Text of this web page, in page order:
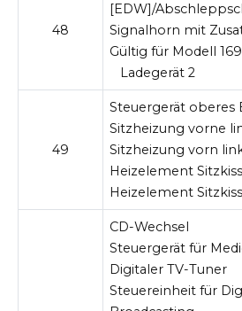
48
[EDW]/
Signalhorn mit
Gültig für Modell
Ladegerät 2
49
Steuergerät oberes
Sitzheizung vorne
Sitzheizung vorn
Heizelement
Heizelement
CD-Wechsel
Steuergerät für
Digitaler TV-Tuner
Steuereinheit für